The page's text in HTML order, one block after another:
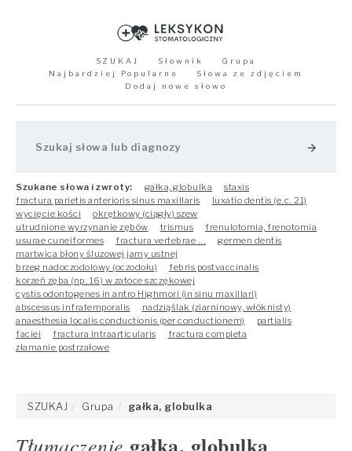
SZUKAJ Słownik
Grupa
Najbardziej Popularne
Słowa ze zdjęciem
Dodaj nowe słowo
arrow_forward
Szukane słowa i zwroty: gałka, globulka
staxis
fractura parietis anterioris sinus maxillaris
luxatio dentis (e.c. 21)
wycięcie kości
okrętkowy (ciągły) szew
utrudnione wyrzynanie zębów
trismus
frenulotomia, frenotomia
usurae cuneiformes
fractura vertebrae ...
germen dentis
martwica błony śluzowej jamy ustnej
brzeg nadoczodolowy (oczodo­łu)
febris postvaccinalis
korzeń zęba (np. 16) w zatoce szczękowej
cystis odontogenes in antro Highmori (in sinu maxillari)
abscessus infratemporalis
nadziąślak (ziarninowy, włóknisty)
anaesthesia localis conductionis (per conductionem)
partialis
faciei
fractura intraarticularis
fractura completa
złamanie postrzałowe
SZUKAJ Grupa gałka, globulka
Tłumaczenie